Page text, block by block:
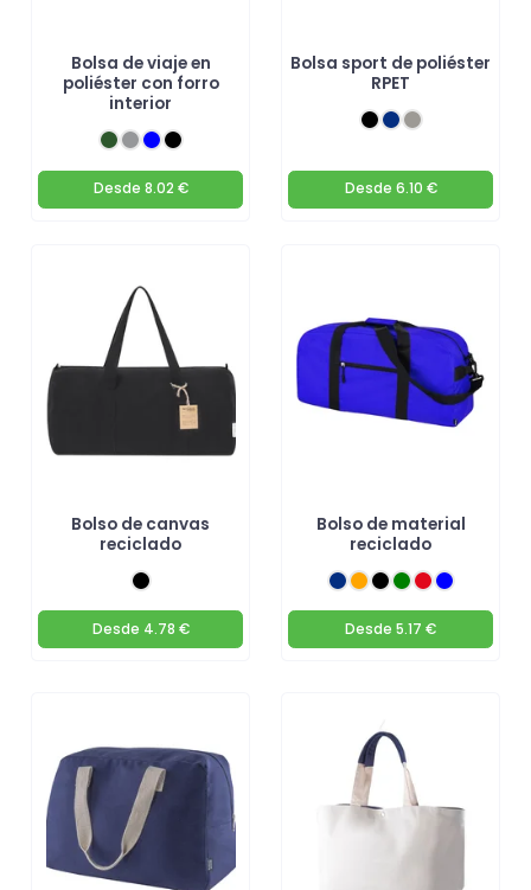
Bolsa de viaje en
poliéster con forro
interior
Desde 8.02 €
Bolsa sport de poliéster
RPET
Desde 6.10 €
Bolso de canvas
reciclado
Desde 4.78 €
Bolso de material
reciclado
Desde 5.17 €